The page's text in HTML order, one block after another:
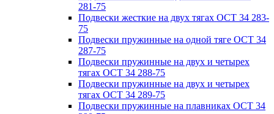
281-75
Подвески жесткие на двух тягах ОСТ 34 283-
75
Подвески пружинные на одной тяге ОСТ 34
287-75
Подвески пружинные на двух и четырех
тягах ОСТ 34 288-75
Подвески пружинные на двух и четырех
тягах ОСТ 34 289-75
Подвески пружинные на плавниках ОСТ 34